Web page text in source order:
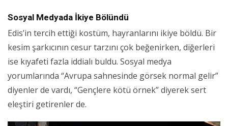
Sosyal Medyada İkiye Bölündü
Edis’in tercih ettiği kostüm, hayranlarını ikiye böldü. Bir
kesim şarkıcının cesur tarzını çok beğenirken, diğerleri
ise kıyafeti fazla iddialı buldu. Sosyal medya
yorumlarında “Avrupa sahnesinde görsek normal gelir”
diyenler de vardı, “Gençlere kötü örnek” diyerek sert
eleştiri getirenler de.